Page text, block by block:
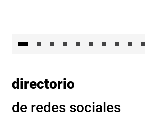
directorio
de redes sociales